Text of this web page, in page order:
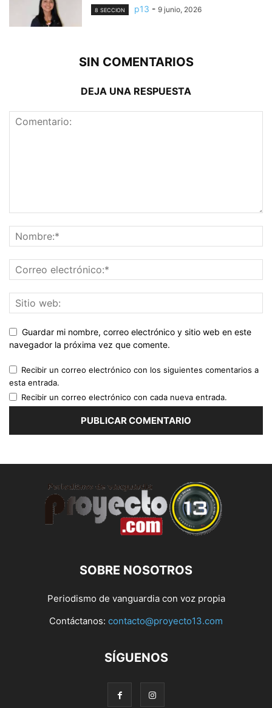
8 SECCION p13 - 9 junio, 2026
SIN COMENTARIOS
DEJA UNA RESPUESTA
Guardar mi nombre, correo electrónico y sitio web en este
navegador la próxima vez que comente.
Recibir un correo electrónico con los siguientes comentarios a
esta entrada.
Recibir un correo electrónico con cada nueva entrada.
SOBRE NOSOTROS
Periodismo de vanguardia con voz propia
Contáctanos: contacto@proyecto13.com
SÍGUENOS